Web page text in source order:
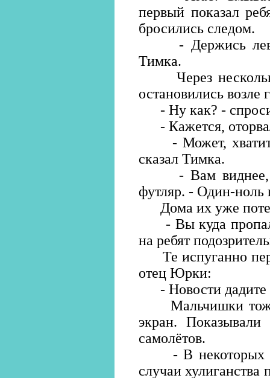
первый показал
бросились следом.
- Держись
Тимка.
Через
остановились возле
- Ну как? -
- Кажется,
- Может, хватит
сказал Тимка.
- Вам виднее, -
футляр. - Один-ноль
Дома их уже
- Вы куда
на ребят
Те испуганно
отец Юрки:
- Новости дадите
Мальчишки тоже
экран.
самолётов.
- В некоторых
случаи